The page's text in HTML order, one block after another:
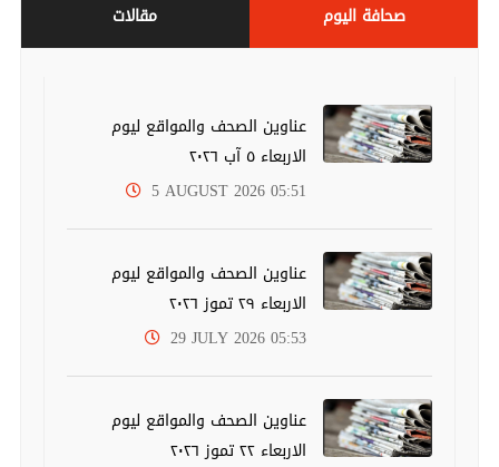
مقالات صحافة اليوم
عناوين الصحف والمواقع ليوم
الاربعاء ٥ آب ٢٠٢٦
5 AUGUST 2026 05:51
عناوين الصحف والمواقع ليوم
الاربعاء ٢٩ تموز ٢٠٢٦
29 JULY 2026 05:53
عناوين الصحف والمواقع ليوم
الاربعاء ٢٢ تموز ٢٠٢٦